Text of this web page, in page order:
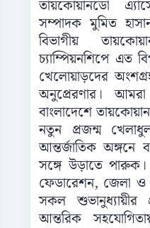
তায়কোয়ানডো
সম্পাদক মুমিত
বিভাগীয়
চ্যাম্পিয়নশিপে এত
খেলোয়াড়দের
অনুপ্রেরণার।
বাংলাদেশে
নতুন প্রজন্ম
আন্তর্জাতিক অঙ্গনে
সঙ্গে উড়াতে
ফেডারেশন, জেলা ও
সকল শুভানুধ্যায়ীর
আন্তরিক